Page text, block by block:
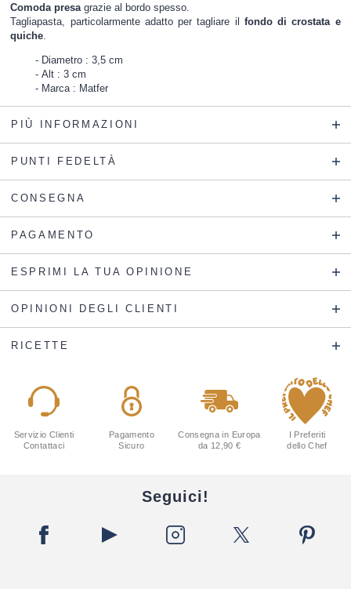
Comoda presa grazie al bordo spesso.
Tagliapasta, particolarmente adatto per tagliare il fondo di crostata e
quiche
Diametro : 3,5 cm
Alt : 3 cm
Marca : Matfer
PIÙ INFORMAZIONI
PUNTI FEDELTÀ
CONSEGNA
PAGAMENTO
ESPRIMI LA TUA OPINIONE
OPINIONI DEGLI CLIENTI
RICETTE
Servizio Clienti
Contattaci
Pagamento
Sicuro
Consegna in Europa
da 12,90 €
I Preferiti
dello Chef
Seguici!